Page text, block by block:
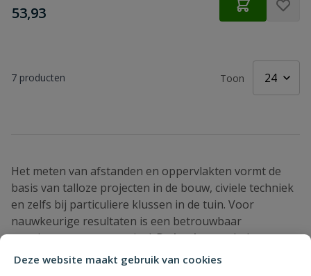
Deze website maakt gebruik van cookies
€
53,93
7 producten Toon
Het meten van afstanden en oppervlakten vormt de
basis van talloze projecten in de bouw, civiele techniek
en zelfs bij particuliere klussen in de tuin. Voor
nauwkeurige resultaten is een betrouwbaar
meetinstrument essentieel. Delandmeterbehoort tot
de klassiekers binnen hetmeetgereedschap